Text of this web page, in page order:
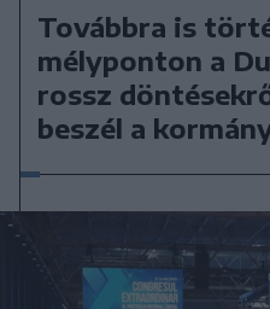
Továbbra is
mélyponton a
rossz
beszél a